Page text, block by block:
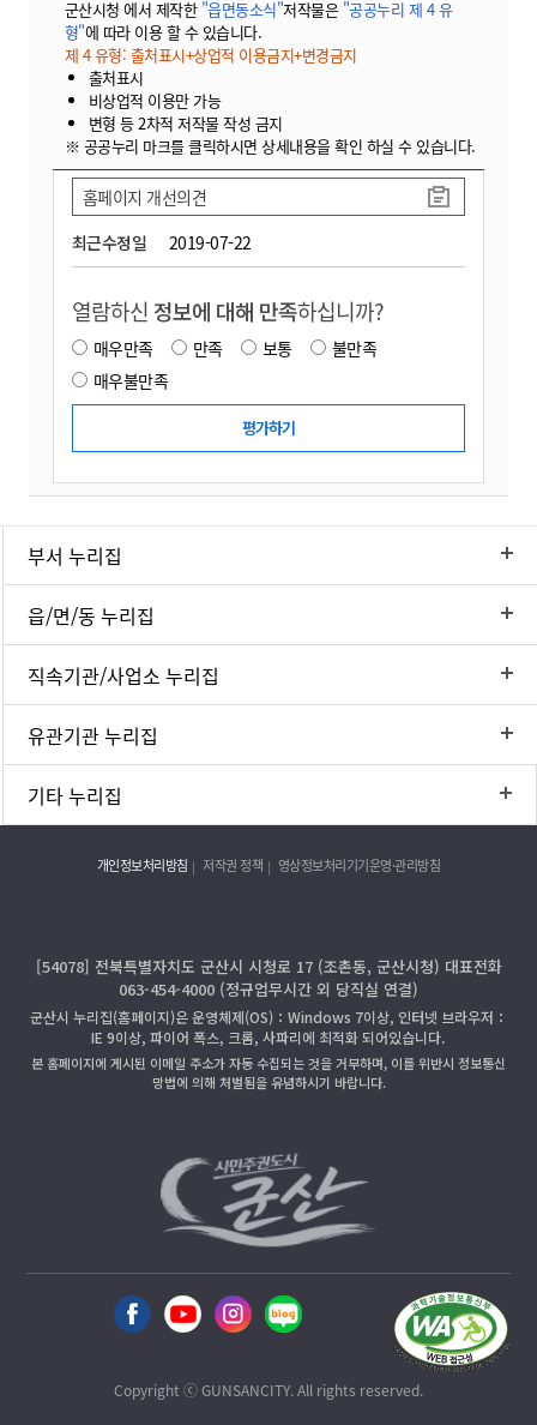
군산시청 에서 제작한 "읍면동소식"저작물은 "공공누리 제 4 유
형"에 따라 이용 할 수 있습니다.
제 4 유형: 출처표시+상업적 이용금지+변경금지
출처표시
비상업적 이용만 가능
변형 등 2차적 저작물 작성 금지
※ 공공누리 마크를 클릭하시면 상세내용을 확인 하실 수 있습니다.
최근수정일 2019-07-22
홈페이지 개선의견
열람하신 정보에 대해 만족하십니까?
매우만족 만족 보통
불만족
매우불만족
부서 누리집
읍/면/동 누리집
직속기관/사업소 누리집
유관기관 누리집
기타 누리집
개인정보처리방침 저작권 정책 영상정보처리기기운영·관리방침
[54078] 전북특별자치도 군산시 시청로 17 (조촌동, 군산시청) 대표전화
063-454-4000 (정규업무시간 외 당직실 연결)
군산시 누리집(홈페이지)은 운영체제(OS)：Windows 7이상, 인터넷 브라우저：
IE 9이상, 파이어 폭스, 크롬, 사파리에 최적화 되어있습니다.
본 홈페이지에 게시된 이메일 주소가 자동 수집되는 것을 거부하며, 이를 위반시 정보통신
망법에 의해 처벌됨을 유념하시기 바랍니다.
Copyright ⓒ GUNSANCITY. All rights reserved.